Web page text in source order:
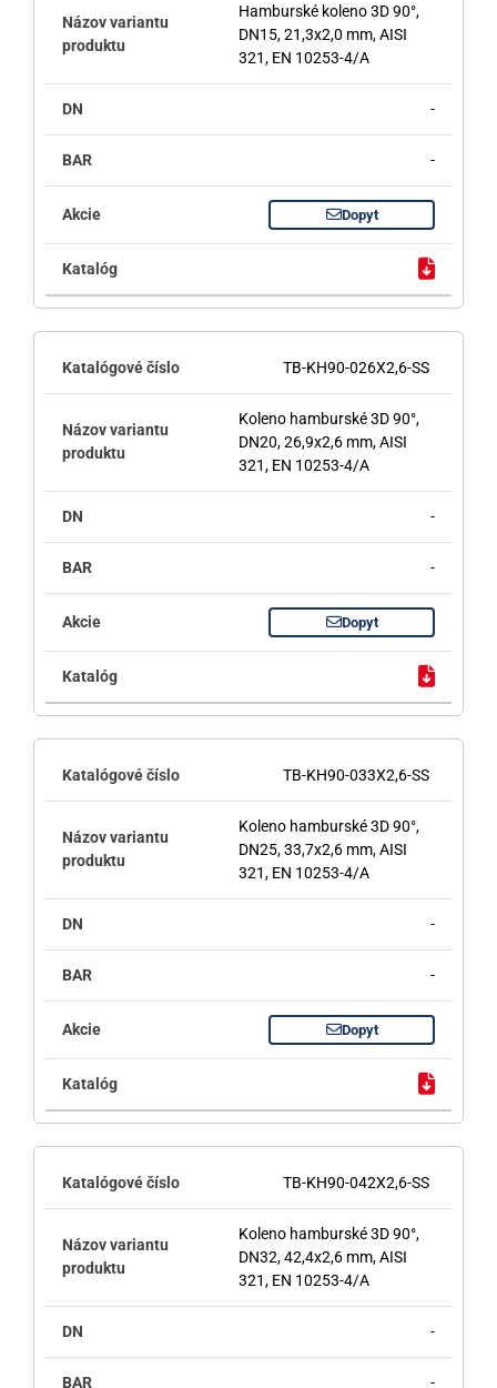
Hamburské koleno 3D 90°,
DN15, 21,3x2,0 mm, AISI
321, EN 10253-4/A
-
-
Dopyt
TB-KH90-026X2,6-SS
Koleno hamburské 3D 90°,
DN20, 26,9x2,6 mm, AISI
321, EN 10253-4/A
-
-
Dopyt
TB-KH90-033X2,6-SS
Koleno hamburské 3D 90°,
DN25, 33,7x2,6 mm, AISI
321, EN 10253-4/A
-
-
Dopyt
TB-KH90-042X2,6-SS
Koleno hamburské 3D 90°,
DN32, 42,4x2,6 mm, AISI
321, EN 10253-4/A
-
-